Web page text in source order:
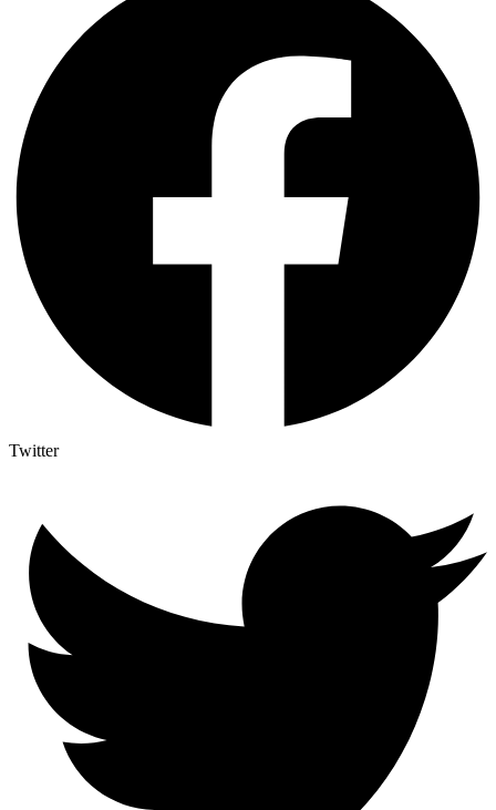
Twitter